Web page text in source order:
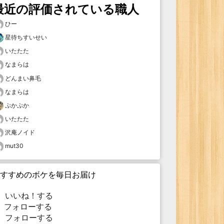
近の評価されている職人
ひー
星待ちすいせい
いたたた
なまらは
どんまい鼻毛
なまらは
ぷかぷか
いたたた
沢庵ノイド
mut30
すめのボケを毎日お届け
いいね！する
ォローする
フォローする